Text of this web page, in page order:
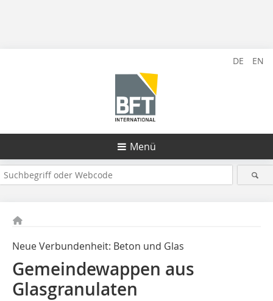
DE EN
Menü
Neue Verbundenheit: Beton und Glas
Gemeindewappen aus
Glasgranulaten